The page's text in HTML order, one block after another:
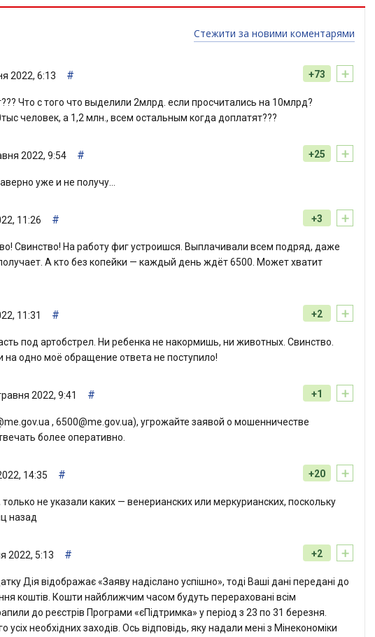
Стежити за новими коментарями
+
+73
2022, 6:13 #
Что с того что выделили 2млрд. если просчитались на 10млрд?
человек, а 1,2 млн., всем остальным когда доплатят???
+
+25
2022, 9:54 #
уже и не получу…
+
+3
11:26 #
Свинство! На работу фиг устроишся. Выплачивали всем подряд, даже
А кто без копейки — каждый день ждёт 6500. Может хватит
+
+2
11:31 #
под артобстрел. Ни ребенка не накормишь, ни животных. Свинство.
на одно моё обращение ответа не поступило!
+
+1
2022, 9:41 #
, 6500@me.gov.ua), угрожайте заявой о мошенничестве
более оперативно.
+
+20
14:35 #
не указали каких — венерианских или меркурианских, поскольку
назад
+
+2
2022, 5:13 #
Дія відображає «Заяву надіслано успішно», тоді Ваші дані передані до
коштів. Кошти найближчим часом будуть перераховані всім
до реєстрів Програми «єПідтримка» у період з 23 по 31 березня.
необхідних заходів. Ось відповідь, яку надали мені з Мінекономіки